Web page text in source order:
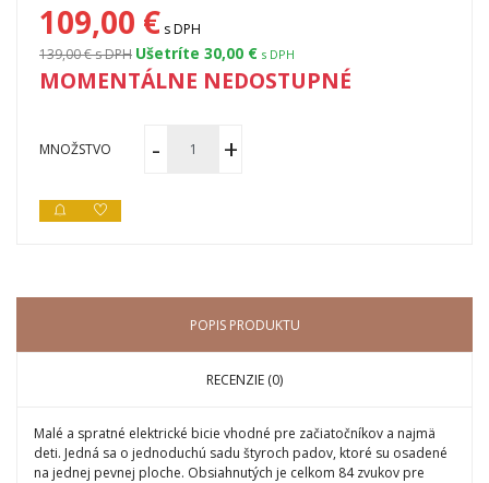
109,00 € s DPH
139,00 €s DPH Ušetríte 30,00 € s DPH
MOMENTÁLNE NEDOSTUPNÉ
MNOŽSTVO
POPIS PRODUKTU
RECENZIE (0)
Malé a spratné elektrické bicie vhodné pre začiatočníkov a najmä
deti. Jedná sa o jednoduchú sadu štyroch padov, ktoré su osadené
na jednej pevnej ploche. Obsiahnutých je celkom 84 zvukov pre